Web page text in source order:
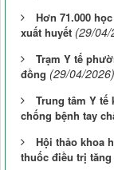
Hơn 71.000
xuất huyết (29/04/
Trạm Y tế
đồng (29/04/2026)
Trung tâm Y tế
chống bệnh tay
Hội thảo khoa
thuốc điều trị